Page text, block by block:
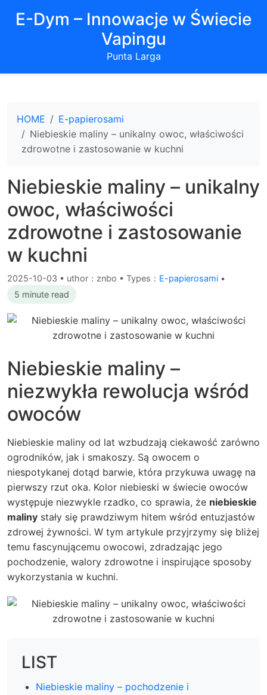
E-Dym – Innowacje w Świecie
Vapingu
Punta Larga
HOME
E-papierosami
Niebieskie maliny – unikalny owoc, właściwości
zdrowotne i zastosowanie w kuchni
Niebieskie maliny – unikalny
owoc, właściwości
zdrowotne i zastosowanie
w kuchni
2025-10-03 • uthor：znbo • Types： E-papierosami •
5 minute read
Niebieskie maliny –
niezwykła rewolucja wśród
owoców
Niebieskie maliny od lat wzbudzają ciekawość zarówno
ogrodników, jak i smakoszy. Są owocem o
niespotykanej dotąd barwie, która przykuwa uwagę na
pierwszy rzut oka. Kolor niebieski w świecie owoców
występuje niezwykle rzadko, co sprawia, że niebieskie
maliny stały się prawdziwym hitem wśród entuzjastów
zdrowej żywności. W tym artykule przyjrzymy się bliżej
temu fascynującemu owocowi, zdradzając jego
pochodzenie, walory zdrowotne i inspirujące sposoby
wykorzystania w kuchni.
LIST
Niebieskie maliny – pochodzenie i